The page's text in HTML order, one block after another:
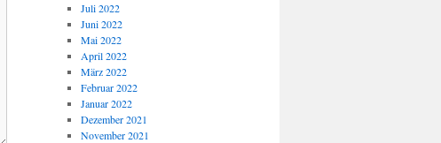
Juli 2022
Juni 2022
Mai 2022
April 2022
März 2022
Februar 2022
Januar 2022
Dezember 2021
November 2021